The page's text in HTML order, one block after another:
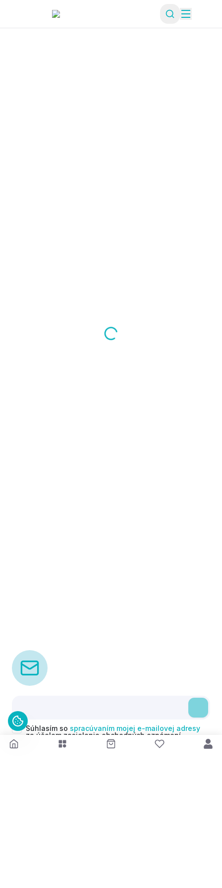
Súhlasím so spracúvaním mojej e-mailovej adresy
za účelom zasielania obchodných oznámení
(newsletterov) v súlade s čl. 6 ods. 1 písm. a)
Nariadenia GDPR. Svoj súhlas môžem kedykoľvek